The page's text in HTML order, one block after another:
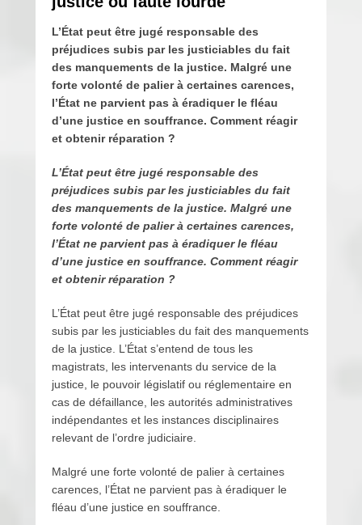
L’État peut être jugé responsable des
préjudices subis par les justiciables du fait
des manquements de la justice. Malgré une
forte volonté de palier à certaines carences,
l’État ne parvient pas à éradiquer le fléau
d’une justice en souffrance. Comment réagir
et obtenir réparation ?
L’État peut être jugé responsable des
préjudices subis par les justiciables du fait
des manquements de la justice. Malgré une
forte volonté de palier à certaines carences,
l’État ne parvient pas à éradiquer le fléau
d’une justice en souffrance. Comment réagir
et obtenir réparation ?
L’État peut être jugé responsable des préjudices
subis par les justiciables du fait des manquements
de la justice. L’État s’entend de tous les
magistrats, les intervenants du service de la
justice, le pouvoir législatif ou réglementaire en
cas de défaillance, les autorités administratives
indépendantes et les instances disciplinaires
relevant de l’ordre judiciaire.
Malgré une forte volonté de palier à certaines
carences, l’État ne parvient pas à éradiquer le
fléau d’une justice en souffrance.